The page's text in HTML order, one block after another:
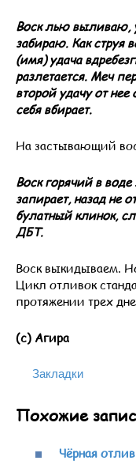
Воск лью выливаю,
забираю. Как струя
(имя) удача
разлетается. Меч
второй удачу от нее
себя вбирает.
На застывающий
Воск горячий в
запирает, назад не
булатный клинок,
ДБТ.
Воск выкидываем.
Цикл отливок
протяжении трех
(с) Агира
Закладки
Похожие
Чёрная